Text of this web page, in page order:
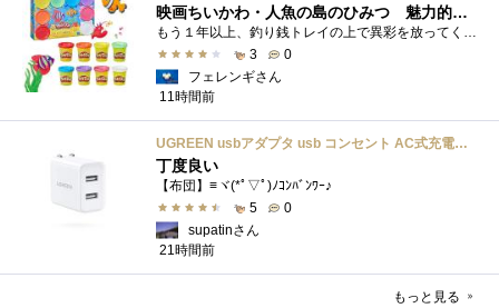
映画ちいかわ・人魚の島のひみつ 魅力的なビラン：セイレーンを造ってみた
もう１年以上、釣り銭トレイの上で異彩を放ってくれたミャクミャクのマグネット 映画ちいかわ人魚の島のひみつを鑑賞後、素敵なビランのセイ...
3
0
フェレンギさん
11時間前
UGREEN usbアダプタ usb コンセント AC式充電器 3.1A PSE認証済み 折りたたみ式プラグ 2ポート
丁度良い
【布団】≡ヾ(*ﾟ▽ﾟ)ﾉｺﾝﾊﾞﾝﾜｰ♪
5
0
supatinさん
21時間前
もっと見る